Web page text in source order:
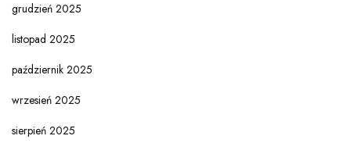
grudzień 2025
listopad 2025
październik 2025
wrzesień 2025
sierpień 2025